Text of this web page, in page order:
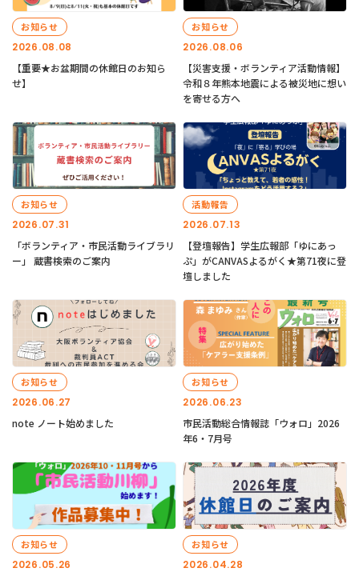
2026.08.08
お知らせ
【重要★お盆期間の休館日のお知ら
せ】
2026.08.06
お知らせ
【災害支援・ボランティア活動情報】
令和８年熊本地震による被災地に想い
を寄せる方へ
2026.07.31
お知らせ
「ボランティア・市民活動ライブラリ
ー」 蔵書検索のご案内
2026.07.13
活動報告
【登壇報告】学生広報部「ゆにあっ
ぷ」がCANVASよるがく★第71夜に登
壇しました
2026.06.27
お知らせ
note ノート始めました
2026.06.23
お知らせ
市民活動総合情報誌「ウォロ」2026
年6・7月号
2026.05.26
お知らせ
2026.04.28
お知らせ